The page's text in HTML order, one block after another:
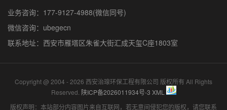
业务咨询：177-9127-4988(微信同号)
微信咨询：ubegecn
联系地址：西安市雁塔区朱雀大街汇成天玺C座1803室
Copyright @ 2004 - 2026 西安治瑔环保工程有限公司 版权所有 All Rights
Reserved. 陕ICP备2026011934号-3 XML
版权声明：本站部分内容图片来自互联网，若无意间侵犯您的版权，请您联系